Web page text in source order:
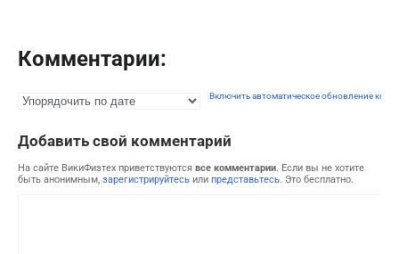
Комментарии:
Включить автоматическое обновление
Добавить свой комментарий
На сайте ВикиФизтех приветствуются все комментарии . Если вы не хотите
быть анонимным, зарегистрируйтесь или представьтесь . Это бесплатно.